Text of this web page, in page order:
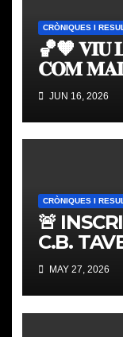
CRÒNIQUES I
🏀🧡 𝐕𝐈𝐔
𝐂𝐎𝐌 𝐌𝐀𝐈
𝐓𝐎𝐔𝐑
JUN 16, 2026
CRÒNIQUES I
🚨
C.B.
PLACES
MAY 27, 2026